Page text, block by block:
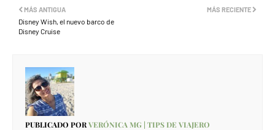
MÁS RECIENTE
MÁS ANTIGUA
Disney Wish, el nuevo barco de
Disney Cruise
PUBLICADO PORVERÓNICA MG | TIPS DE VIAJERO